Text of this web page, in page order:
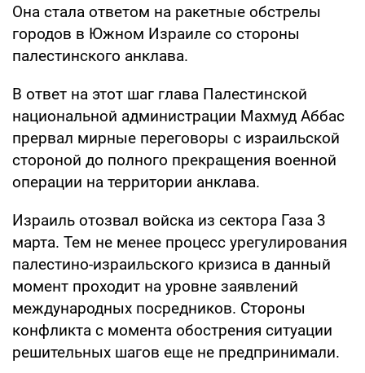
Она стала ответом на ракетные обстрелы
городов в Южном Израиле со стороны
палестинского анклава.
В ответ на этот шаг глава Палестинской
национальной администрации Махмуд Аббас
прервал мирные переговоры с израильской
стороной до полного прекращения военной
операции на территории анклава.
Израиль отозвал войска из сектора Газа 3
марта. Тем не менее процесс урегулирования
палестино-израильского кризиса в данный
момент проходит на уровне заявлений
международных посредников. Стороны
конфликта с момента обострения ситуации
решительных шагов еще не предпринимали.